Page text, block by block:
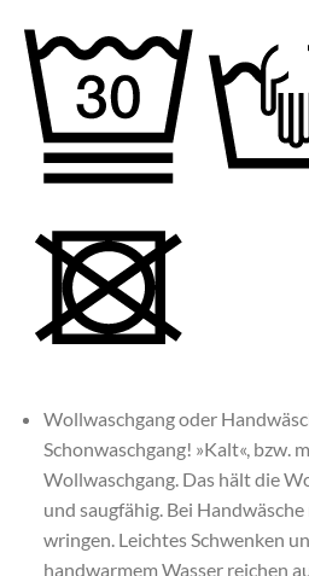
Wollwaschgang oder
Schonwaschgang! »Kalt«, bzw.
Wollwaschgang. Das hält die
und saugfähig. Bei
wringen. Leichtes Schwenken
handwarmem Wasser reichen